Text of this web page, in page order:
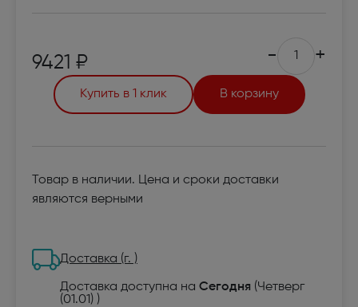
9421 ₽ - +
Купить в 1 клик В корзину
Товар в наличии. Цена и сроки доставки
являются верными
Доставка (г. )
Доставка доступна на Сегодня (Четверг
(01.01) )